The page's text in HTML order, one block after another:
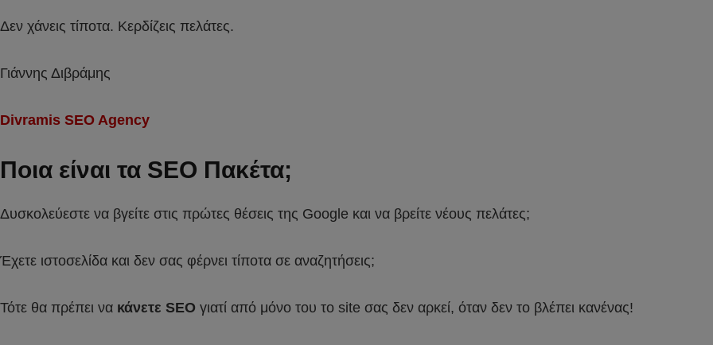
Δεν χάνεις τίποτα. Κερδίζεις πελάτες.
Γιάννης Διβράμης
Divramis SEO Agency
Ποια είναι τα SEO Πακέτα;
Δυσκολεύεστε να βγείτε στις πρώτες θέσεις της Google και να βρείτε νέους πελάτες;
Έχετε ιστοσελίδα και δεν σας φέρνει τίποτα σε αναζητήσεις;
Τότε θα πρέπει να κάνετε SEO γιατί από μόνο του το site σας δεν αρκεί, όταν δεν το βλέπει κανένας!